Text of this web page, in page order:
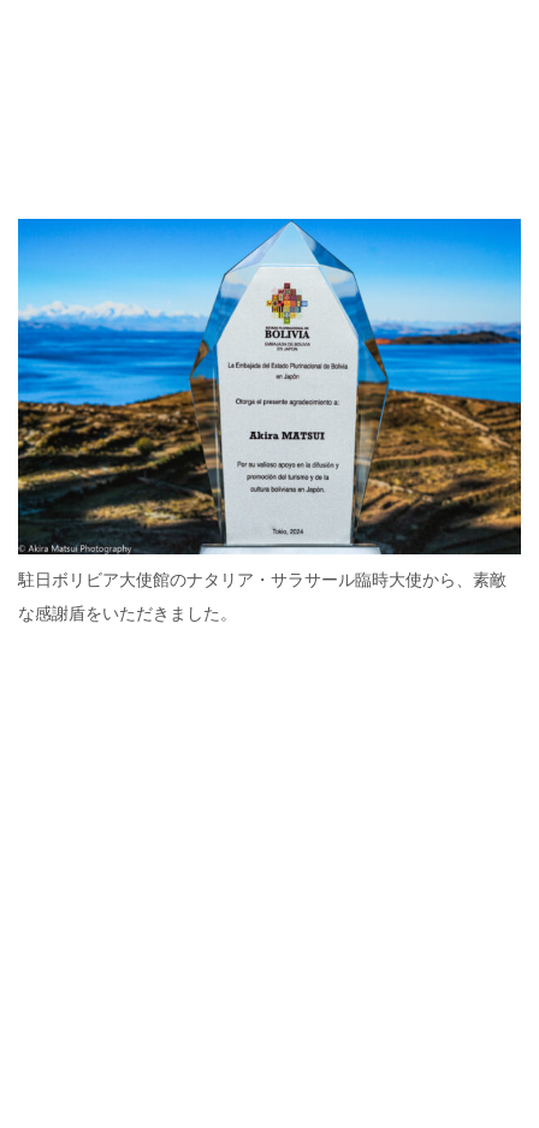
駐日ボリビア大使館のナタリア・サラサール臨時大使から、素敵
な感謝盾をいただきました。